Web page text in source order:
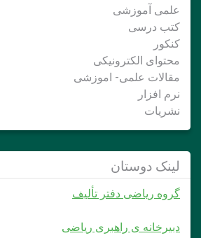
علمی آموزشی
کتب درسی
کنکور
محتوای الکترونیکی
مقالات علمی- اموزشی
نرم افزار
نشریات
لینک دوستان
گروه ریاضی دفتر تألیف
دبیرخانه ی راهبری ریاضی